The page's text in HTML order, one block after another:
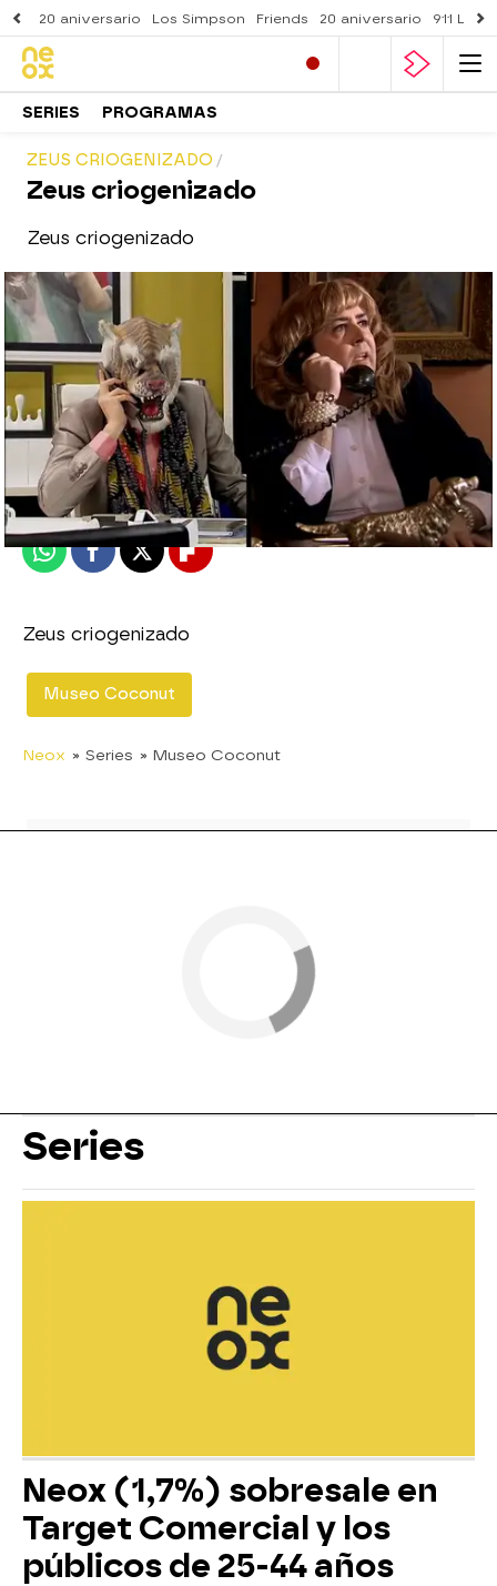
20 aniversario Los Simpson Friends 20 aniversario 911
SERIES PROGRAMAS
ZEUS CRIOGENIZADO
Zeus criogenizado
Zeus criogenizado
neox
Publicado:13 de enero de 2014, 17:21
WhatsappFacebook
X Flipboard
Zeus criogenizado
Museo Coconut
Neox » Series » Museo Coconut
Series
Neox (1,7%) sobresale en
Target Comercial y los
públicos de 25-44 años